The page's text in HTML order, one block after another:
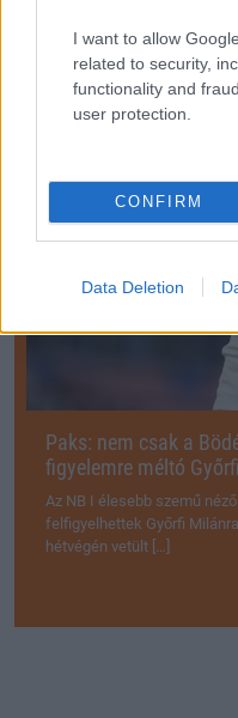
I want to allow
related to security,
functionality and
user protection.
CONFIRM
Data Deletion
Borítókép forrása:
Paks: nem csak a
figyelemre méltó
Az NB I élesebb szemű
felfigyelhettek Győrfi
hétvégén vetült […]